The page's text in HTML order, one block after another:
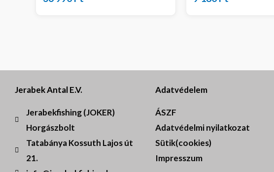
Jerabek Antal E.V.
Jerabekfishing (JOKER)
Horgászbolt
Tatabánya Kossuth Lajos út
21.
Adatvédelem
ÁSZF
Adatvédelmi nyilatkozat
Sütik(cookies)
Impresszum